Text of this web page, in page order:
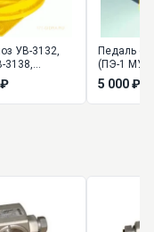
УВ-3132,
3138,
3144,
Педаль
(ПЭ-1 МУЗ)
5 000 ₽